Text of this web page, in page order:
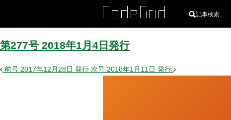
記事検索
第277号 2018年1 月 4 日 発行
前号 2017年12月28日 発行 次号 2018年1月11日 発行